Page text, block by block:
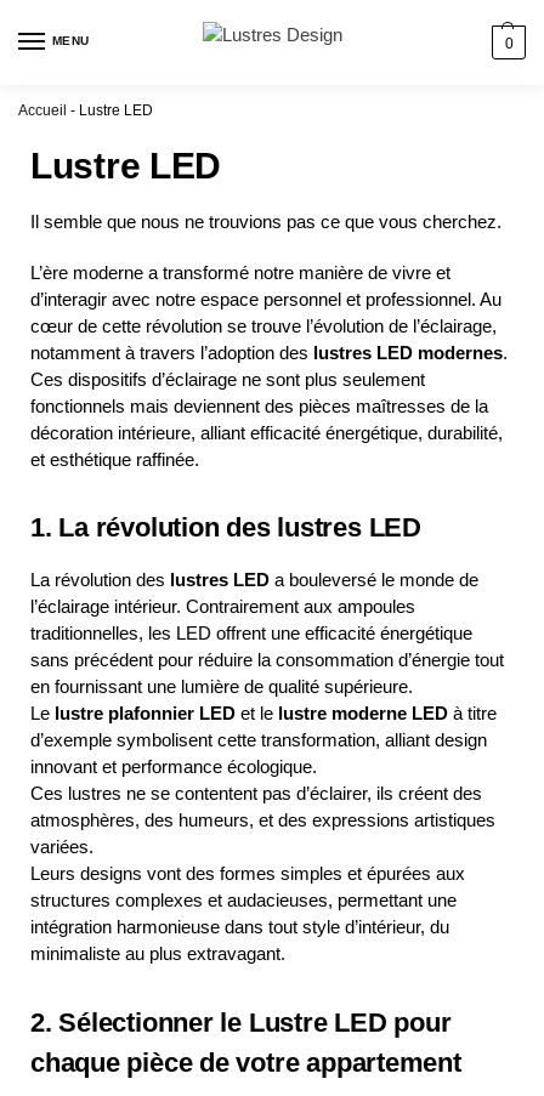
MENU 0
Accueil - Lustre LED
Lustre LED
Il semble que nous ne trouvions pas ce que vous cherchez.
L’ère moderne a transformé notre manière de vivre et
d’interagir avec notre espace personnel et professionnel. Au
cœur de cette révolution se trouve l’évolution de l’éclairage,
notamment à travers l’adoption des lustres LED modernes.
Ces dispositifs d’éclairage ne sont plus seulement
fonctionnels mais deviennent des pièces maîtresses de la
décoration intérieure, alliant efficacité énergétique, durabilité,
et esthétique raffinée.
1. La révolution des lustres LED
La révolution des lustres LED a bouleversé le monde de
l’éclairage intérieur. Contrairement aux ampoules
traditionnelles, les LED offrent une efficacité énergétique
sans précédent pour réduire la consommation d’énergie tout
en fournissant une lumière de qualité supérieure.
Le lustre plafonnier LED et le lustre moderne LED à titre
d’exemple symbolisent cette transformation, alliant design
innovant et performance écologique.
Ces lustres ne se contentent pas d’éclairer, ils créent des
atmosphères, des humeurs, et des expressions artistiques
variées.
Leurs designs vont des formes simples et épurées aux
structures complexes et audacieuses, permettant une
intégration harmonieuse dans tout style d’intérieur, du
minimaliste au plus extravagant.
2. Sélectionner le Lustre LED pour
chaque pièce de votre appartement